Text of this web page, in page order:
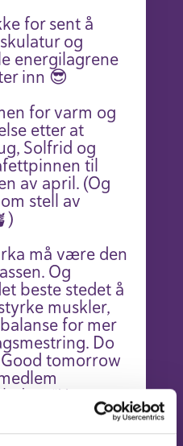
for sent å
og
energilagrene
inn 😎
for varm og
etter at
Solfrid og
til
av april. (Og
stell av
må være den
Og
beste stedet å
muskler,
for mer
Do
tomorrow
“Her er